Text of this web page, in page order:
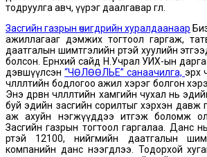
тодруулга авч, үүрэг даалгавар өглөө.
Засгийн газрын өчигдрийн хуралдаанаар
ажиллагааг дэмжих тогтоол гаргаж,
даатгалын шимтгэлийн өртэй хуулийн
болсон. Ерөнхий сайд Н.Учрал УИХ-ын
дэвшүүлсэн “ЧӨЛӨӨЛЬЕ” санаачилга, эрх
чөлөөлөлтийн бодлогоо ажил хэрэг болгон
Энэ дөрвөн чөлөөлөлтийн хамгийн чухал нь
буй эдийн засгийн сорилтыг хэрхэн давж
аж ахуйн нэгжүүддээ итгэж боломж
Засгийн газрын тогтоол гаргалаа. Данс
өртэй 12100, нийгмийн даатгалын
компанийн данс нээгдлээ. Тодорхой